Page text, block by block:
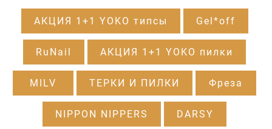
АКЦИЯ 1+1 YOKO типсы Gel*off
RuNail АКЦИЯ 1+1 YOKO пилки
MILV ТЕРКИ И ПИЛКИ Фреза
NIPPON NIPPERS DARSY